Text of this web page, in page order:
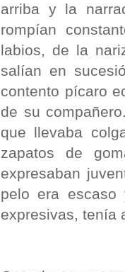
arriba y la
rompían
labios, de la
salían en
contento pícaro
de su
que llevaba
zapatos de
expresaban
pelo era escaso
expresivas, tenía